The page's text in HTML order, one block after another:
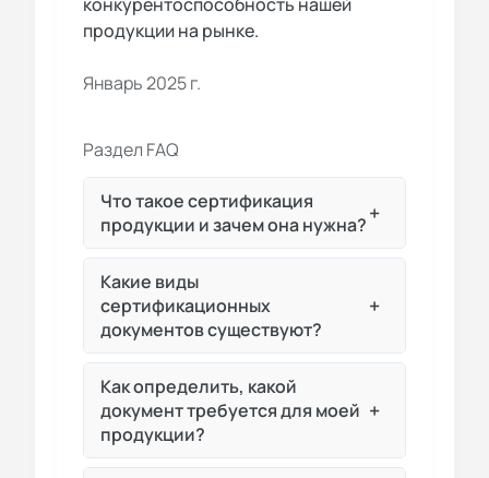
продукции на рынке.
Январь 2025 г.
Раздел FAQ
Что такое сертификация
продукции и зачем она нужна?+
Какие виды
сертификационных
документов существуют?
+
Как определить, какой
документ требуется для моей
продукции?
+